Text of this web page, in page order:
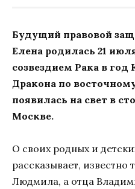
Будущий правовой
Елена родилась 21
созвездием Рака в год
Дракона по
появилась на свет в
Москве.
О своих родных и
рассказывает, известно
Людмила, а отца